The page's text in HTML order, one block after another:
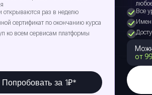
открываются раз в неделю
сертификат по окончанию курса
ко всем сервисам платформы
Попробовать за 1₽*
Все
от